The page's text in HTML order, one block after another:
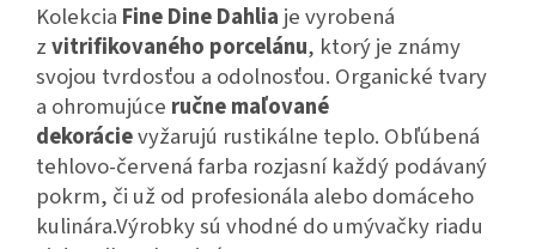
Kolekcia Fine Dine Dahlia je vyrobená
zvitrifikovaného porcelánu, ktorý je známy
svojou tvrdosťou a odolnosťou. Organické tvary
a ohromujúce ručne maľované
dekorácievyžarujú rustikálne teplo. Obľúbená
tehlovo-červená farba rozjasní každý podávaný
pokrm, či už od profesionála alebo domáceho
kulinára.Výrobky sú vhodné do umývačky riadu